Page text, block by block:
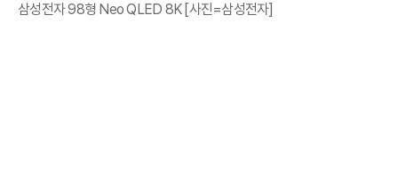
삼성전자 98형 Neo QLED 8K [사진=삼성전자]